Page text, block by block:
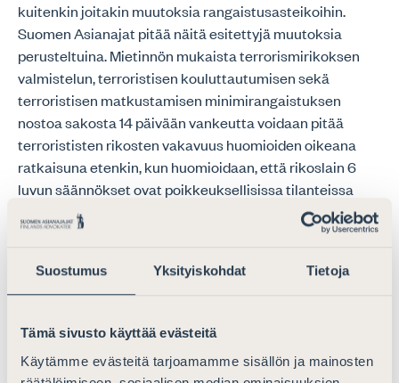
Suostumus Yksityiskohdat Tietoja
Tämä sivusto käyttää evästeitä
Käytämme evästeitä tarjoamamme sisällön ja mainosten
kuitenkin joitakin muutoksia rangaistusasteikoihin.
Suomen Asianajat pitää näitä esitettyjä muutoksia
perusteltuina. Mietinnön mukaista terrorismirikoksen
valmistelun, terroristisen kouluttautumisen sekä
terroristisen matkustamisen minimirangaistuksen
nostoa sakosta 14 päivään vankeutta voidaan pitää
terrorististen rikosten vakavuus huomioiden oikeana
ratkaisuna etenkin, kun huomioidaan, että rikoslain 6
luvun säännökset ovat poikkeuksellisissa tilanteissa
käytettävissä. Kaikkien kolmen rangaistusasteikkojen
maksimirangaistuksia ehdotetaan myös korotettaviksi,
varmistetaan, että asteikot ovat riittävän laajat
erilaisten tekojen arviointiin.
Uudistuksen jälkeen sakko jää minimirangaistukseksi
vain terroristisen matkustamisen edistämiseen, sekä